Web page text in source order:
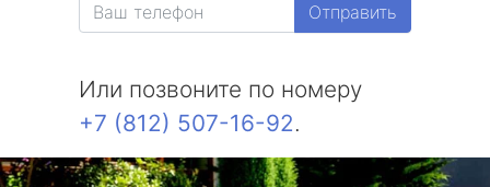
Отправить
Или позвоните по номеру
+7 (812) 507-16-92.